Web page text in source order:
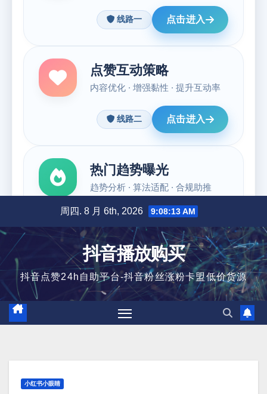
容
周四. 8 月 6th, 2026 9:08:14 AM
抖音播放购买
抖音点赞24h自助平台-抖音粉丝涨粉卡盟低价货源
小红书小眼睛